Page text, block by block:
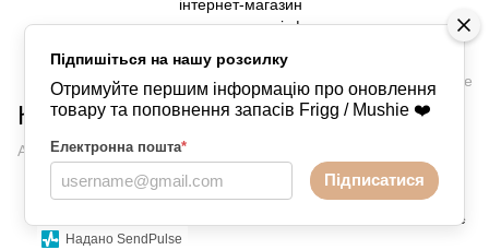
Підпишіться на нашу розсилку
Отримуйте першим інформацію про оновлення
товару та поповнення запасів Frigg / Mushie ❤️
Електронна пошта*
Підписатися
Надано SendPulse
Годування Пластиковий посуд Пластиковий посуд Mushie
Квадратна плоска тарілка Sage
Артикул:2304163 Написати відгук